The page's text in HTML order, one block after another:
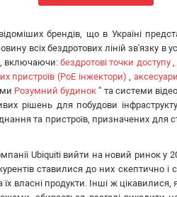
брендів, що в Україні
всіх бездротових ліній зв'язку в
включаючи:бездротові точки доступу,
пристроїв (PoE інжектори)
Розумний будинок ” та системи
рішень для побудови
та пристроїв, призначених для
Ubiquiti вийти на новий ринок у
ставилися до них скептично
власні продукти. Інші ж цікавилися,